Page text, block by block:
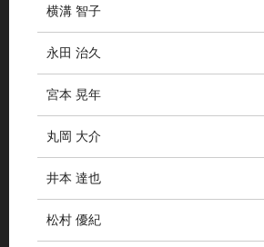
横溝 智子
永田 治久
宮本 晃年
丸岡 大介
井本 達也
松村 優紀